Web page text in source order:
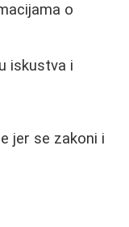
o
iskustva i
jer se zakoni i